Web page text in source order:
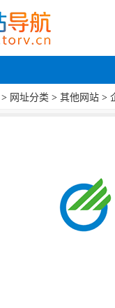
> 网址分类 > 其他网站 >